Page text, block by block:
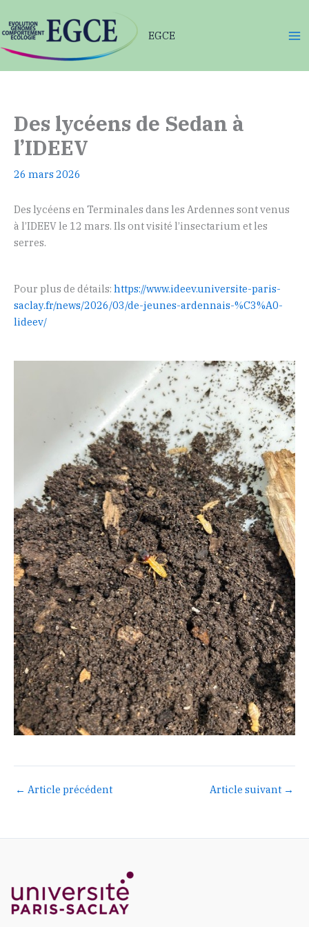
au
contenu
EGCE
Des lycéens de Sedan à
l’IDEEV
26 mars 2026
Des lycéens en Terminales dans les Ardennes sont venus
à l’IDEEV le 12 mars. Ils ont visité l’insectarium et les
serres.
Pour plus de détails: https://www.ideev.universite-paris-
saclay.fr/news/2026/03/de-jeunes-ardennais-%C3%A0-
lideev/
← Article précédent Article suivant →